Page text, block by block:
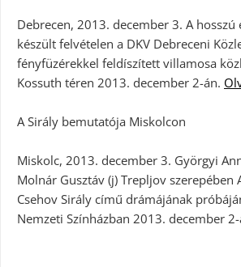
Debrecen, 2013. december 3. A
készült felvételen a DKV Debreceni
fényfüzérekkel feldíszített villamosa
Kossuth téren 2013. december 2-án.
A Sirály bemutatója Miskolcon
Miskolc, 2013. december 3. Györgyi
Molnár Gusztáv (j) Trepljov szerepében
Csehov Sirály című drámájának
Nemzeti Színházban 2013. december